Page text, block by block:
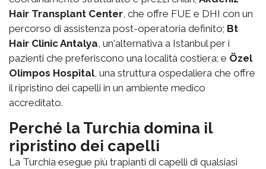
Hair Transplant Center, che offre FUE e DHI con un
percorso di assistenza post-operatoria definito; Bt
Hair Clinic Antalya, un'alternativa a Istanbul per i
pazienti che preferiscono una località costiera; e Özel
Olimpos Hospital, una struttura ospedaliera che offre
il ripristino dei capelli in un ambiente medico
accreditato.
Perché la Turchia domina il
ripristino dei capelli
La Turchia esegue più trapianti di capelli di qualsiasi